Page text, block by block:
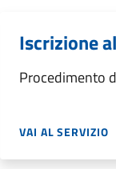
Iscrizione
Procedimento
VAI AL SERVIZIO